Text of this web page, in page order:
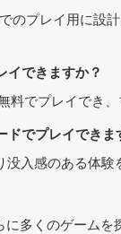
のプレイ用に設
できますか？
でプレイでき、
でプレイできま
入感のある体験
多くのゲームを